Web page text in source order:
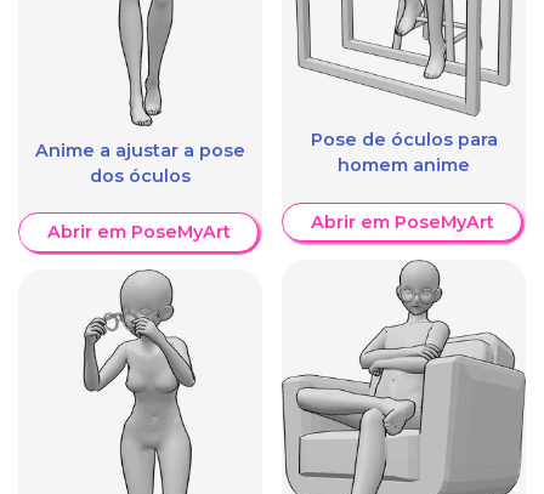
Anime a ajustar a pose
dos óculos
Abrir em PoseMyArt
Pose de óculos para
homem anime
Abrir em PoseMyArt